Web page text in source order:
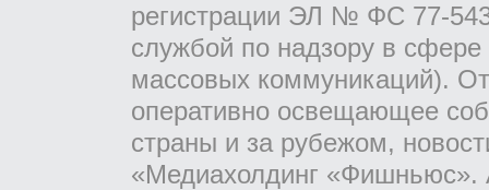
регистрации ЭЛ № ФС 77-
службой по надзору в
массовых коммуникаций).
оперативно освещающее
страны и за рубежом,
«Медиахолдинг «Фишньюс».